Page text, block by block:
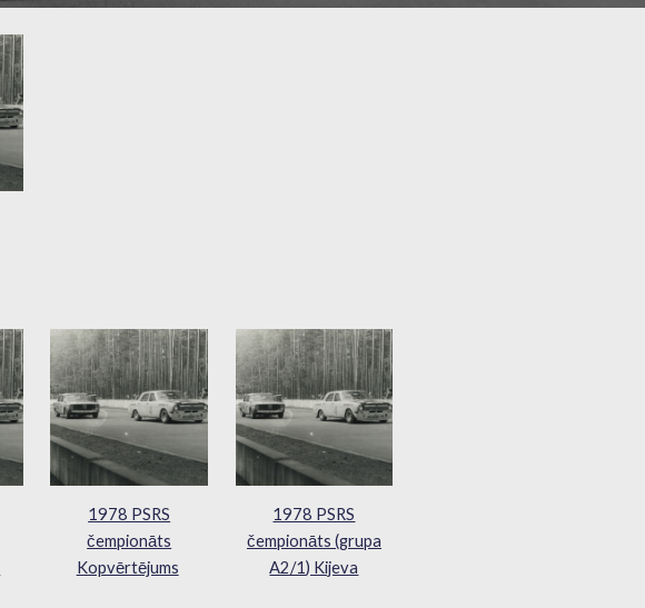
1978 PSRS
čempionāts
Kopvērtējums
1978 PSRS
čempionāts (grupa
A2/1) Kijeva